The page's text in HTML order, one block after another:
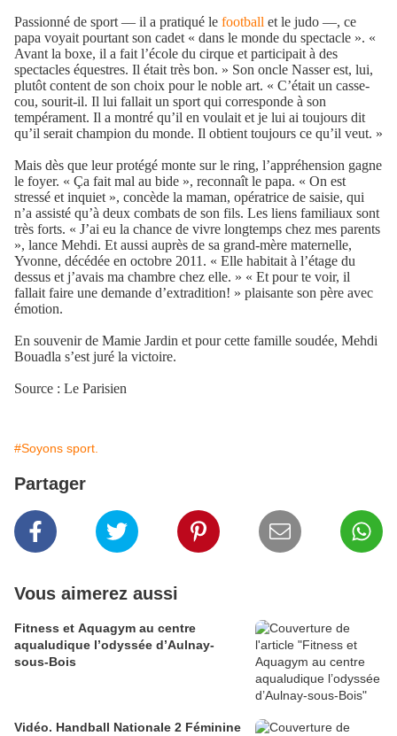
Passionné de sport — il a pratiqué le football et le judo —, ce
papa voyait pourtant son cadet « dans le monde du spectacle ». «
Avant la boxe, il a fait l’école du cirque et participait à des
spectacles équestres. Il était très bon. » Son oncle Nasser est, lui,
plutôt content de son choix pour le noble art. « C’était un casse-
cou, sourit-il. Il lui fallait un sport qui corresponde à son
tempérament. Il a montré qu’il en voulait et je lui ai toujours dit
qu’il serait champion du monde. Il obtient toujours ce qu’il veut. »
Mais dès que leur protégé monte sur le ring, l’appréhension gagne
le foyer. « Ça fait mal au bide », reconnaît le papa. « On est
stressé et inquiet », concède la maman, opératrice de saisie, qui
n’a assisté qu’à deux combats de son fils. Les liens familiaux sont
très forts. « J’ai eu la chance de vivre longtemps chez mes parents
», lance Mehdi. Et aussi auprès de sa grand-mère maternelle,
Yvonne, décédée en octobre 2011. « Elle habitait à l’étage du
dessus et j’avais ma chambre chez elle. » « Et pour te voir, il
fallait faire une demande d’extradition! » plaisante son père avec
émotion.
En souvenir de Mamie Jardin et pour cette famille soudée, Mehdi
Bouadla s’est juré la victoire.
Source : Le Parisien
#Soyons sport.
Partager
Vous aimerez aussi
Fitness et Aquagym au centre
aqualudique l’odyssée d’Aulnay-
sous-Bois
Vidéo. Handball Nationale 2 Féminine